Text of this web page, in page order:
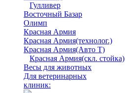
Гулливер
Восточный Базар
Олимп
Красная Армия
Красная Армия(технолог.)
Красная Армия(Авто Т)
Красная Армия(скл. стойка)
Весы для животных
Для ветеринарных
клиник: